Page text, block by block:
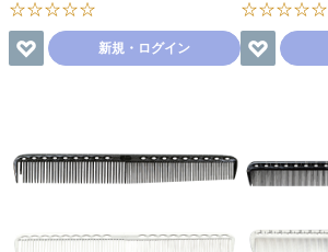
☆☆☆☆☆
新規・ログイン
☆☆☆☆☆